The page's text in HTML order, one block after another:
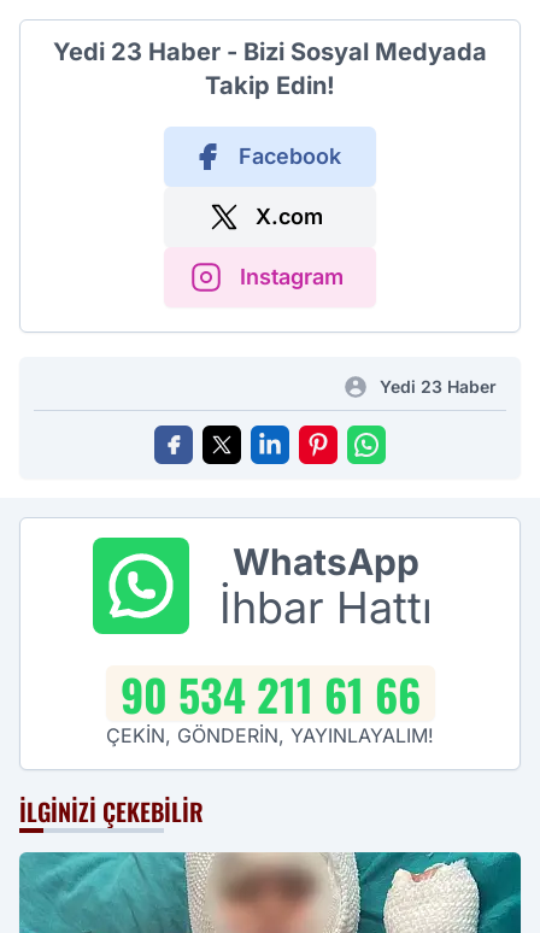
Yedi 23 Haber - Bizi Sosyal Medyada
Takip Edin!
Facebook
X.com
Instagram
Yedi 23 Haber
WhatsApp
İhbar Hattı
90 534 211 61 66
ÇEKİN, GÖNDERİN, YAYINLAYALIM!
İLGINIZI ÇEKEBILIR